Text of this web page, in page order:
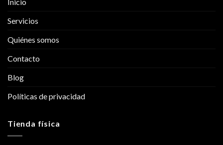
Inicio
Servicios
Quiénes somos
Contacto
Blog
Políticas de privacidad
Tienda física